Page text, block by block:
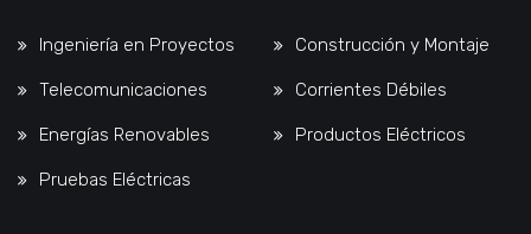
Ingeniería en Proyectos Construcción y Montaje
Telecomunicaciones Corrientes Débiles
Energías Renovables Productos Eléctricos
Pruebas Eléctricas